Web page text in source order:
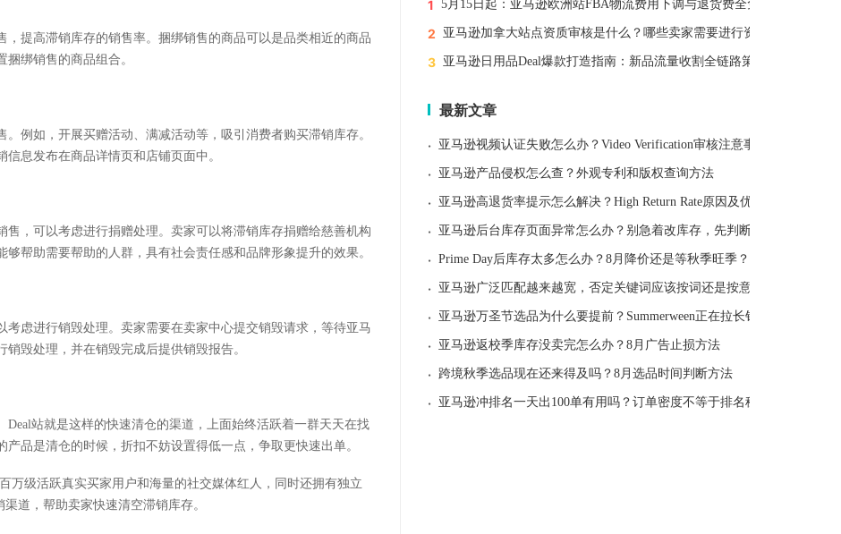
提高滞销库存的销售率。捆绑销售的商品可以是品类相近的商品
绑销售的商品组合。
例如，开展买赠活动、满减活动等，吸引消费者购买滞销库存。
息发布在商品详情页和店铺页面中。
，可以考虑进行捐赠处理。卖家可以将滞销库存捐赠给慈善机构
帮助需要帮助的人群，具有社会责任感和品牌形象提升的效果。
虑进行销毁处理。卖家需要在卖家中心提交销毁请求，等待亚马
毁处理，并在销毁完成后提供销毁报告。
Deal站就是这样的快速清仓的渠道，上面始终活跃着一群天天在找
品是清仓的时候，折扣不妨设置得低一点，争取更快速出单。
万级活跃真实买家用户和海量的社交媒体红人，同时还拥有独立
渠道，帮助卖家快速清空滞销库存。
亚马逊站外推广体系课
亚马逊春季大促
Deal平台
亚马逊选品思路
亚马逊旺季 亚马逊BD
站外引流
选品策略
Deal站 PrimeDay
站外促销
1 5月15日起：亚马逊欧洲站FBA物流费用下调与退货费全免解读
2 亚马逊加拿大站点资质审核是什么？哪些卖家需要进行资质审核？
3 亚马逊日用品Deal爆款打造指南：新品流量收割全链路策略
最新文章
· 亚马逊视频认证失败怎么办？Video Verification审核注意事项
· 亚马逊产品侵权怎么查？外观专利和版权查询方法
· 亚马逊高退货率提示怎么解决？High Return Rate原因及优化方法
· 亚马逊后台库存页面异常怎么办？别急着改库存，先判断是不是系统故障
· Prime Day后库存太多怎么办？8月降价还是等秋季旺季？
· 亚马逊广泛匹配越来越宽，否定关键词应该按词还是按意图？
· 亚马逊万圣节选品为什么要提前？Summerween正在拉长销售周期
· 亚马逊返校季库存没卖完怎么办？8月广告止损方法
· 跨境秋季选品现在还来得及吗？8月选品时间判断方法
· 亚马逊冲排名一天出100单有用吗？订单密度不等于排名稳定